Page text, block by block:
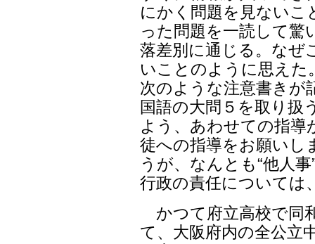
にかく問題を見ないこ
った問題を一読して驚
落差別に通じる。なぜ
いことのように思えた
次のような注意書き
国語の大問５を取り扱
よう、あわせての指導
徒への指導をお願いし
うが、なんとも“他人
行政の責任については
かつて府立高校で同
て、大阪府内の全公立